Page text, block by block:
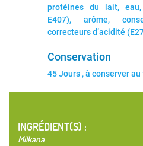
protéines du lait, eau,
E407), arôme,
correcteurs d’acidité
Conservation
45 Jours , à conserver au
INGRÉDIENT(S) :
Milkana